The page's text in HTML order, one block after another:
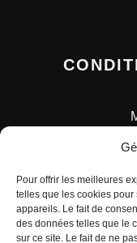
Pour offrir les meilleures
telles que les cookies
appareils. Le fait de
des données telles que le
sur ce site. Le fait de ne
Charte pour la